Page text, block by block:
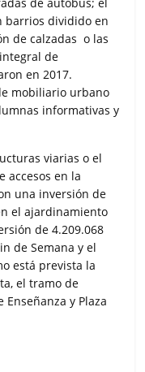
barrios dividido en
de calzadas o las
de
en 2017.
mobiliario urbano
informativas y
viarias o el
accesos en la
una inversión de
el ajardinamiento
de 4.209.068
de Semana y el
está prevista la
el tramo de
y Plaza